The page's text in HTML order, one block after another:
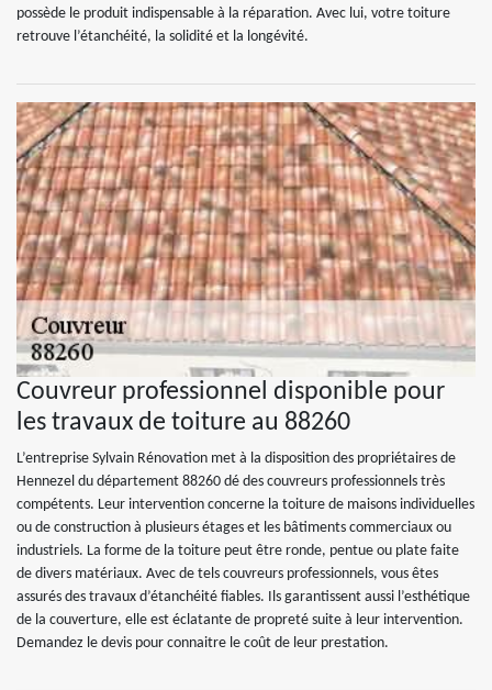
possède le produit indispensable à la réparation. Avec lui, votre toiture
retrouve l’étanchéité, la solidité et la longévité.
Couvreur professionnel disponible pour
les travaux de toiture au 88260
L’entreprise Sylvain Rénovation met à la disposition des propriétaires de
Hennezel du département 88260 dé des couvreurs professionnels très
compétents. Leur intervention concerne la toiture de maisons individuelles
ou de construction à plusieurs étages et les bâtiments commerciaux ou
industriels. La forme de la toiture peut être ronde, pentue ou plate faite
de divers matériaux. Avec de tels couvreurs professionnels, vous êtes
assurés des travaux d’étanchéité fiables. Ils garantissent aussi l’esthétique
de la couverture, elle est éclatante de propreté suite à leur intervention.
Demandez le devis pour connaitre le coût de leur prestation.